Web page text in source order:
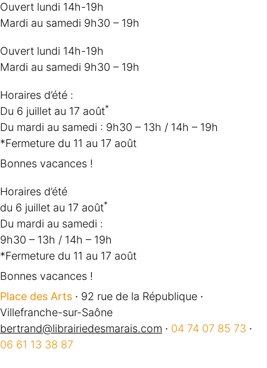
Ouvert lundi 14h-19h
Mardi au samedi 9h30 – 19h
Ouvert lundi 14h-19h
Mardi au samedi 9h30 – 19h
Horaires d’été :
Du 6 juillet au 17 août*
Du mardi au samedi : 9h30 – 13h / 14h – 19h
*Fermeture du 11 au 17 août
Bonnes vacances !
Horaires d’été
du 6 juillet au 17 août*
Du mardi au samedi :
9h30 – 13h / 14h – 19h
*Fermeture du 11 au 17 août
Bonnes vacances !
Place des Arts · 92 rue de la République ·
Villefranche-sur-Saône
bertrand@librairiedesmarais.com · 04 74 07 85 73 ·
06 61 13 38 87